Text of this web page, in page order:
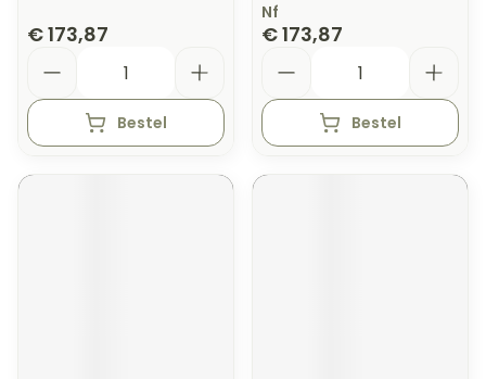
€ 173,87
Bestel
Nf
€ 173,87
Bestel